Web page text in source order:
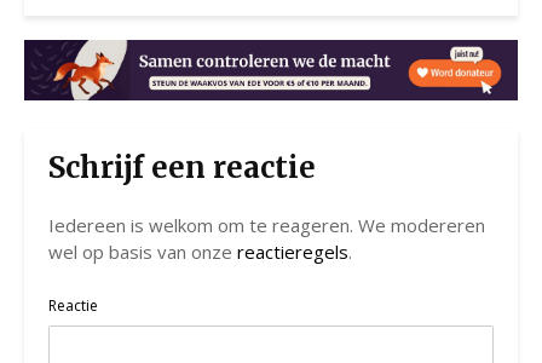
Schrijf een reactie
Iedereen is welkom om te reageren. We modereren
wel op basis van onze reactieregels.
Reactie